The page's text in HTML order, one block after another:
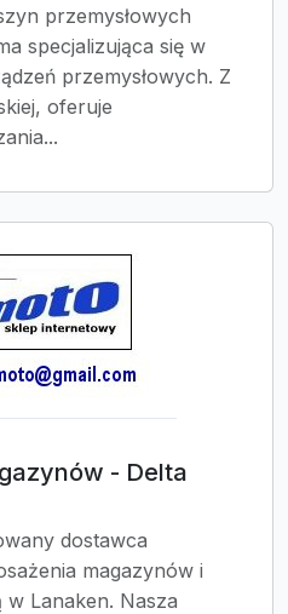
przemysłowych
specjalizująca się w
przemysłowych. Z
oferuje
- Delta
dostawca
magazynów i
Lanaken. Nasza